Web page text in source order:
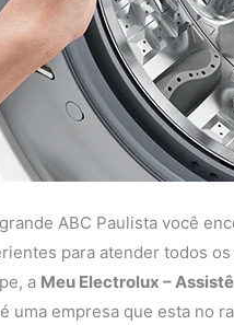
ABC Paulista você
para atender todos
a Meu Electrolux –
é uma empresa que esta no